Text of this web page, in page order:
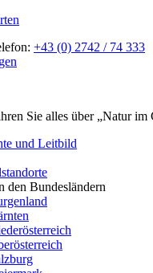
+43 (0) 2742 / 74 333
Sie alles über „Natur im
und Leitbild
den Bundesländern